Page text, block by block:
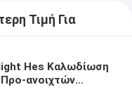
Τιμή Για
Hes Καλωδίωση
ανοιχτών